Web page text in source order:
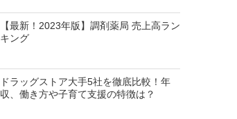
【最新！2023年版】調剤薬局 売上高ラン
キング
ドラッグストア大手5社を徹底比較！年
収、働き方や子育て支援の特徴は？